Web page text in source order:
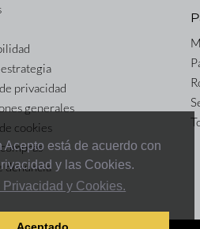
Acepto está de acuerdo con
y las Cookies.
y Cookies.
privacidad
generales
cookies
denuncia